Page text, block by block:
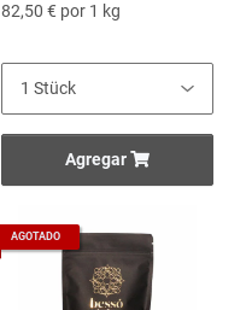
82,50 € por 1 kg
Agregar
AGOTADO